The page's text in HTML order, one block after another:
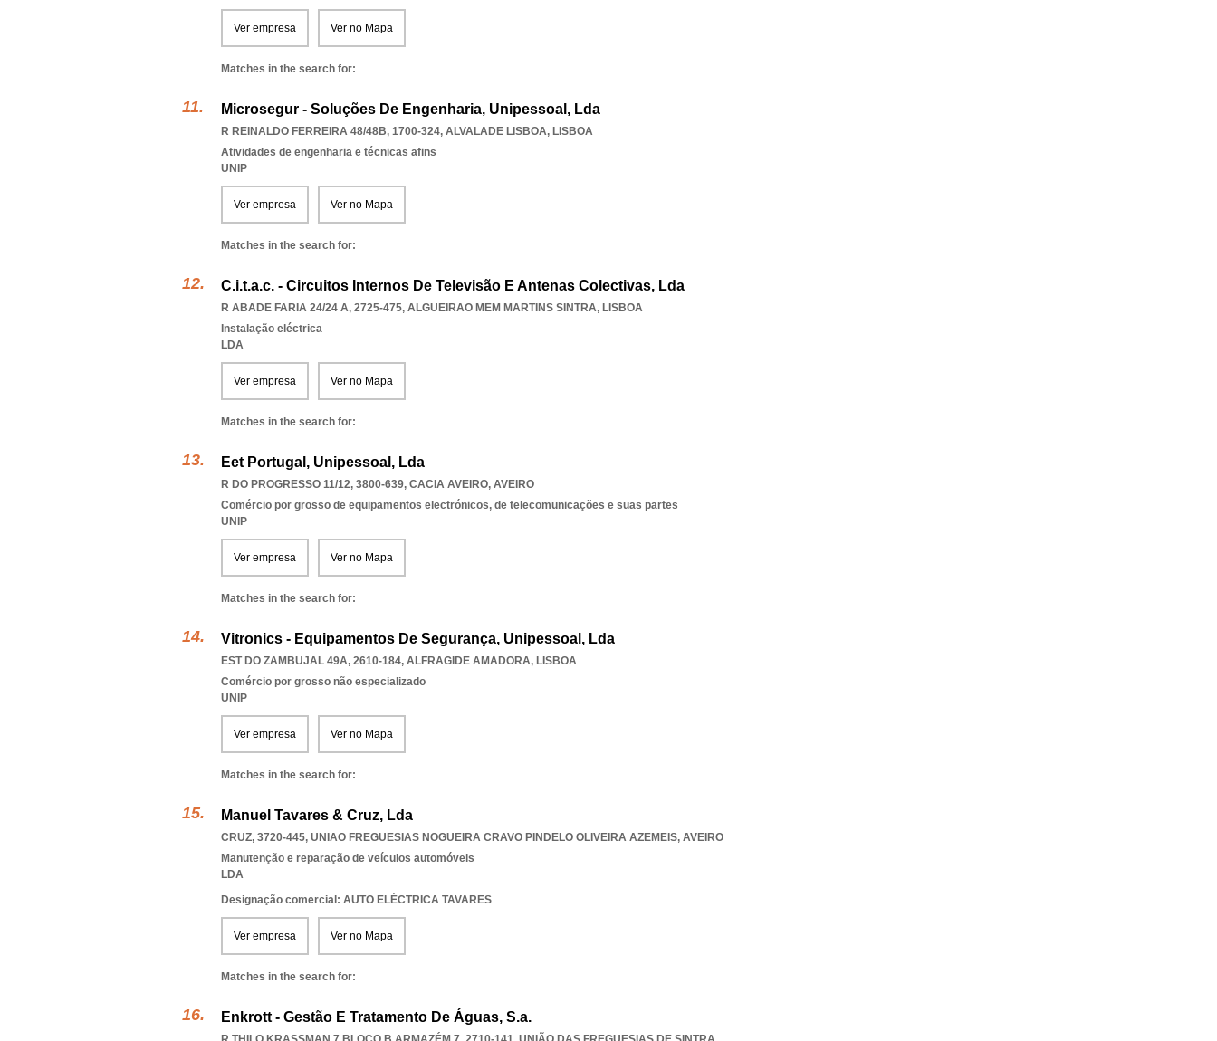
Ver empresa Ver no Mapa
Matches in the search for:
Microsegur - Soluções De Engenharia, Unipessoal, Lda
R REINALDO FERREIRA 48/48B, 1700-324, ALVALADE LISBOA, LISBOA
Atividades de engenharia e técnicas afins
UNIP
Ver empresa Ver no Mapa
Matches in the search for:
C.i.t.a.c. - Circuitos Internos De Televisão E Antenas Colectivas, Lda
R ABADE FARIA 24/24 A, 2725-475, ALGUEIRAO MEM MARTINS SINTRA, LISBOA
Instalação eléctrica
LDA
Ver empresa Ver no Mapa
Matches in the search for:
Eet Portugal, Unipessoal, Lda
R DO PROGRESSO 11/12, 3800-639, CACIA AVEIRO, AVEIRO
Comércio por grosso de equipamentos electrónicos, de telecomunicações e suas partes
UNIP
Ver empresa Ver no Mapa
Matches in the search for:
Vitronics - Equipamentos De Segurança, Unipessoal, Lda
EST DO ZAMBUJAL 49A, 2610-184, ALFRAGIDE AMADORA, LISBOA
Comércio por grosso não especializado
UNIP
Ver empresa Ver no Mapa
Matches in the search for:
Manuel Tavares & Cruz, Lda
CRUZ, 3720-445, UNIAO FREGUESIAS NOGUEIRA CRAVO PINDELO OLIVEIRA AZEMEIS, AVEIRO
Manutenção e reparação de veículos automóveis
LDA
Designação comercial: AUTO ELÉCTRICA TAVARES
Ver empresa Ver no Mapa
Matches in the search for:
Enkrott - Gestão E Tratamento De Águas, S.a.